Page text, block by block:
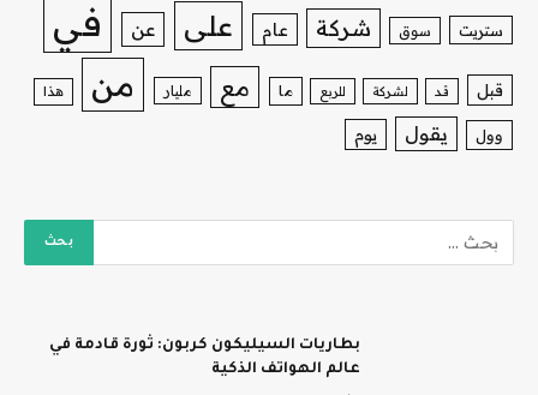
ستريت سوق شركة عام على عن في
قبل قد لشركة للربع ما مع مليار من هذا
وول يقول يوم
بطاريات السيليكون كربون: ثورة قادمة في
عالم الهواتف الذكية